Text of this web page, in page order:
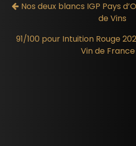
Nos deux blancs IGP Pays
de Vins
91/100 pour Intuition Rouge
Vin de France